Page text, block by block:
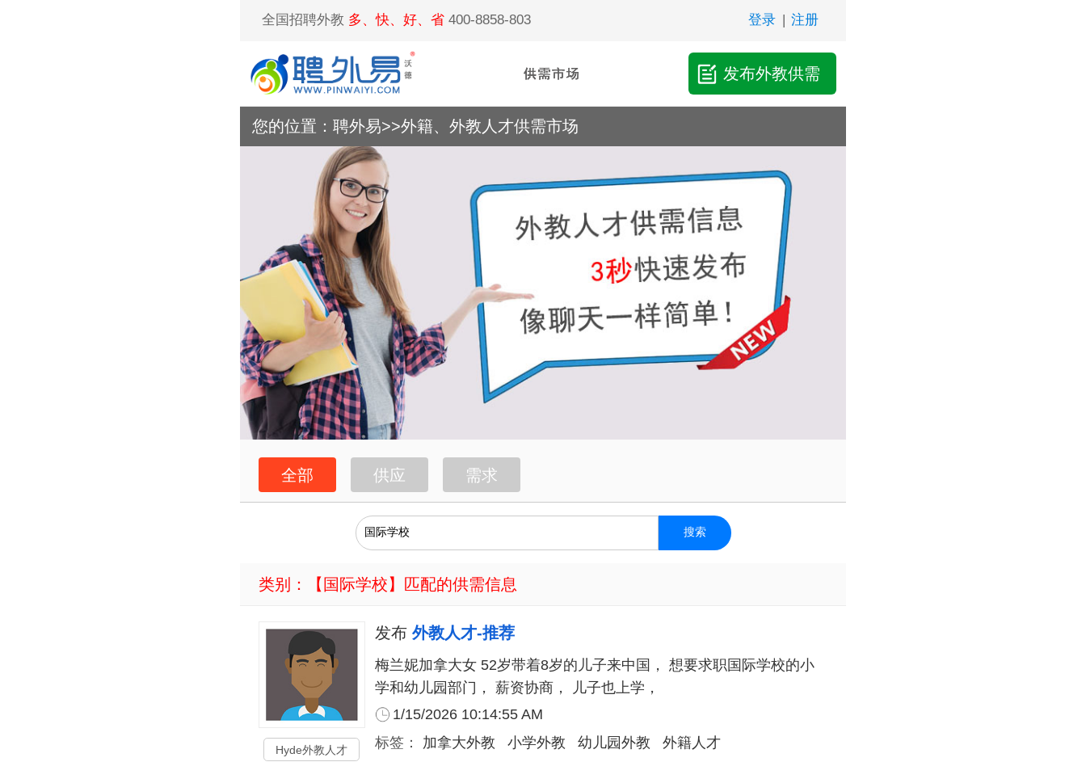
全国招聘外教 多、快、好、省400-8858-803 登录 | 注册
发布外教供需
您的位置： 聘外易>>外籍、外教人才供需市场
全部 供应 需求
搜索
类别：【国际学校】匹配的供需信息
Hyde外教人才
发布 外教人才-推荐
梅兰妮加拿大女 52岁带着8岁的儿子来中国， 想要求职国际学校的小
学和幼儿园部门， 薪资协商， 儿子也上学，
1/15/2026 10:14:55 AM
标签： 加拿大外教 小学外教 幼儿园外教
外籍人才